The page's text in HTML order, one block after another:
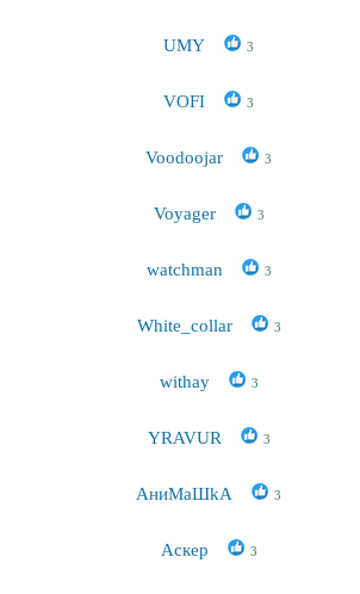
UMY 3
VOFI 3
Voodoojar 3
Voyager 3
watchman 3
White_collar 3
withay 3
YRAVUR 3
АниМаШkА 3
Аскер 3